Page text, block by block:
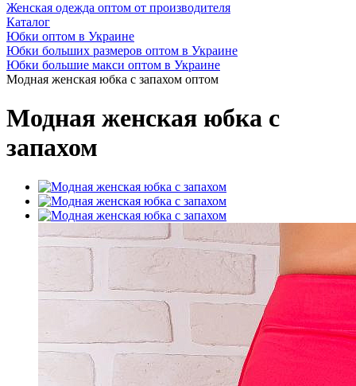
Женская одежда оптом от производителя
Каталог
Юбки оптом в Украине
Юбки больших размеров оптом в Украине
Юбки большие макси оптом в Украине
Модная женская юбка с запахом оптом
Модная женская юбка с
запахом